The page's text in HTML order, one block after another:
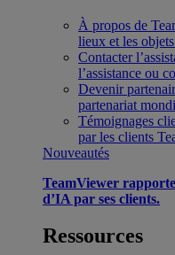
À propos de
lieux et les
Contacter
l’assistance ou
Devenir
partenariat
Témoignages
par les clients
Nouveautés
TeamViewer
d’IA par ses clients.
Ressources